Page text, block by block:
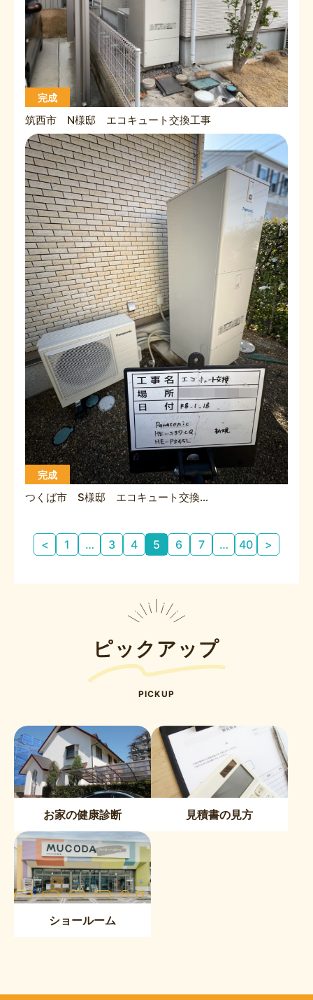
完成
筑西市 N様邸 エコキュート交換工事
完成
つくば市 S様邸 エコキュート交換工事
稿
< 1 … 3 4 5 6 7 … 40 >
ピックアップ
PICKUP
お家の健康診断 見積書の見方
ショールーム